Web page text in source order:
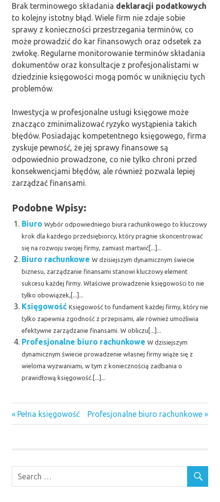
Brak terminowego składania deklaracji podatkowych
to kolejny istotny błąd. Wiele firm nie zdaje sobie
sprawy z konieczności przestrzegania terminów, co
może prowadzić do kar finansowych oraz odsetek za
zwłokę. Regularne monitorowanie terminów składania
dokumentów oraz konsultacje z profesjonalistami w
dziedzinie księgowości mogą pomóc w uniknięciu tych
problemów.
Inwestycja w profesjonalne usługi księgowe może
znacząco zminimalizować ryzyko wystąpienia takich
błędów. Posiadając kompetentnego księgowego, firma
zyskuje pewność, że jej sprawy finansowe są
odpowiednio prowadzone, co nie tylko chroni przed
konsekwencjami błędów, ale również pozwala lepiej
zarządzać finansami.
Podobne Wpisy:
Biuro Wybór odpowiedniego biura rachunkowego to kluczowy
krok dla każdego przedsiębiorcy, który pragnie skoncentrować
się na rozwoju swojej firmy, zamiast martwić[...]...
Biuro rachunkowe W dzisiejszym dynamicznym świecie
biznesu, zarządzanie finansami stanowi kluczowy element
sukcesu każdej firmy. Właściwe prowadzenie księgowości to nie
tylko obowiązek,[...]...
Księgowość Księgowość to fundament każdej firmy, który nie
tylko zapewnia zgodność z przepisami, ale również umożliwia
efektywne zarządzanie finansami. W obliczu[...]...
Profesjonalne biuro rachunkowe W dzisiejszym
dynamicznym świecie prowadzenie własnej firmy wiąże się z
wieloma wyzwaniami, w tym z koniecznością zadbania o
prawidłową księgowość.[...]...
faktoring
odwrócony
frankach
Nawigacja
Previous
Post:
Pełna księgowość
Next
Post:
Profesjonalne biuro rachunkowe